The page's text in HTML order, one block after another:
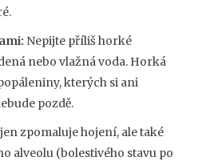
Nepijte příliš horké
nebo vlažná voda. Horká
kterých si ani
pozdě.
zpomaluje hojení, ale také
alveolu (bolestivého stavu po